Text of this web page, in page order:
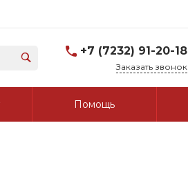
+7 (7232) 91-20-18
г. Усть-Каменогорск, ул.
Заказать звонок
Помощь